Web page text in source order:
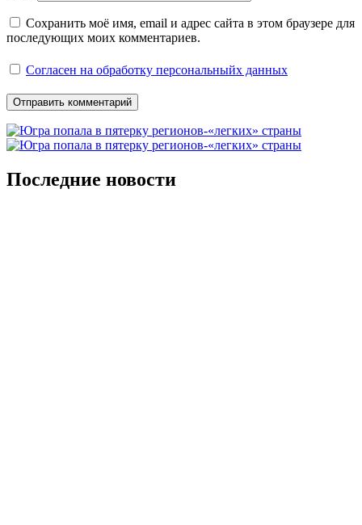
Сохранить моё имя, email и адрес сайта в этом браузере для
последующих моих комментариев.
Согласен на обработку персональныйх данных
Последние новости